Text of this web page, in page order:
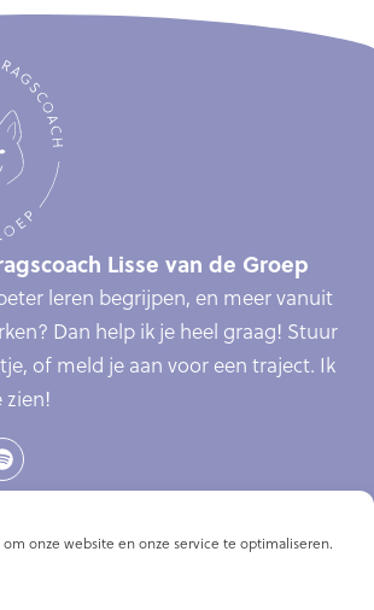
onze website en onze service te optimaliseren.
Lisse van de Groep
leren begrijpen, en meer vanuit
Dan help ik je heel graag! Stuur
of meld je aan voor een traject. Ik
zien!